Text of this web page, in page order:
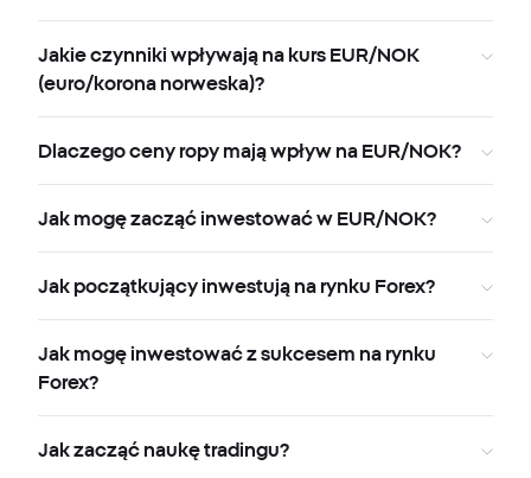
Jakie czynniki wpływają na kurs EUR/NOK
(euro/korona norweska)?
Dlaczego ceny ropy mają wpływ na EUR/NOK?
Jak mogę zacząć inwestować w EUR/NOK?
Jak początkujący inwestują na rynku Forex?
Jak mogę inwestować z sukcesem na rynku
Forex?
Jak zacząć naukę tradingu?